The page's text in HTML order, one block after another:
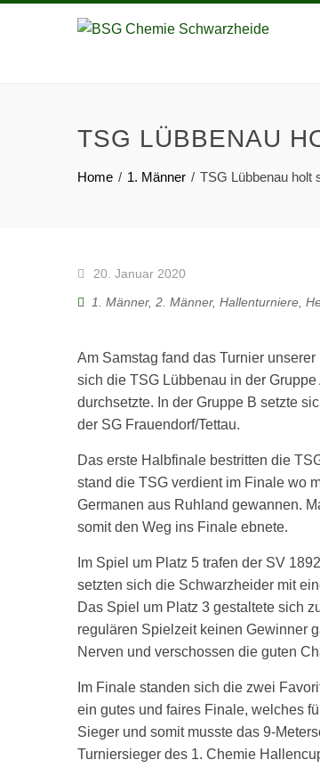
TSG LÜBBENAU
Home 1. Männer TSG Lübbenau holt
20. Januar 2020
1. Männer, 2. Männer, Hallenturniere
Am Samstag fand das Turnier
sich die TSG Lübbenau in der
durchsetzte. In der Gruppe B setzte
der SG Frauendorf/Tettau.
Das erste Halbfinale bestritten die
stand die TSG verdient im Finale wo
Germanen aus Ruhland gewannen.
somit den Weg ins Finale ebnete.
Im Spiel um Platz 5 trafen der SV
setzten sich die Schwarzheider mit
Das Spiel um Platz 3 gestaltete sich
regulären Spielzeit keinen Gewinner
Nerven und verschossen die guten
Im Finale standen sich die zwei
ein gutes und faires Finale, welches
Sieger und somit musste das 9-
Turniersieger des 1. Chemie